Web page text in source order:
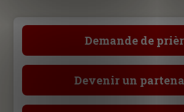
Demande de
Devenir un